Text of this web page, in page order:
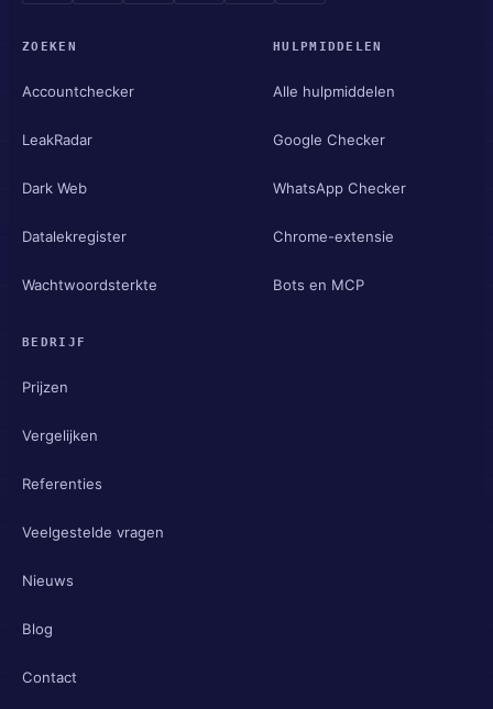
ZOEKEN
Accountchecker
LeakRadar
Dark Web
Datalekregister
Wachtwoordsterkte
HULPMIDDELEN
Alle hulpmiddelen
Google Checker
WhatsApp Checker
Chrome-extensie
Bots en MCP
BEDRIJF
Prijzen
Vergelijken
Referenties
Veelgestelde vragen
Nieuws
Blog
Contact